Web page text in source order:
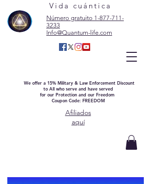
Vida cuántica
Número gratuito 1-877-711-
3233
Info@Quantum-life.com
We offer a 15% Military & Law Enforcement Discount
to All who serve and have served
for our Protection and our Freedom
Coupon Code: FREEDOM
Afiliados
aquí